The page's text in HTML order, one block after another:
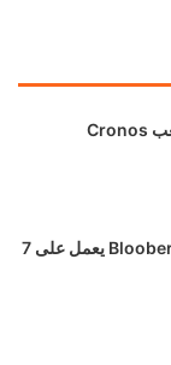
الكشف عن تفاصيل أسلوب لعب Cronos
مطور Cronos فريق Bloober Team يعمل على 7